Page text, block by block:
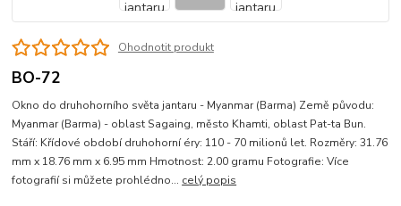
Ohodnotit produkt
BO-72
Okno do druhohorního světa jantaru - Myanmar (Barma) Země původu:
Myanmar (Barma) - oblast Sagaing, město Khamti, oblast Pat-ta Bun.
Stáří: Křídové období druhohorní éry: 110 - 70 milionů let. Rozměry: 31.76
mm x 18.76 mm x 6.95 mm Hmotnost: 2.00 gramu Fotografie: Více
fotografií si můžete prohlédno... celý popis